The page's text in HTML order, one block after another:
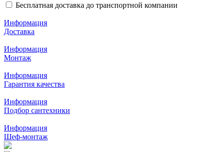
Бесплатная доставка до транспортной компании
Информация
Доставка
Информация
Монтаж
Информация
Гарантия качества
Информация
Подбор сантехники
Информация
Шеф-монтаж